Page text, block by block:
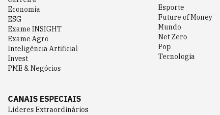
Economia
ESG
Exame INSIGHT
Exame Agro
Inteligência Artificial
Invest
PME & Negócios
Esporte
Future of Money
Mundo
Net Zero
Pop
Tecnologia
CANAIS ESPECIAIS
Líderes Extraordinários